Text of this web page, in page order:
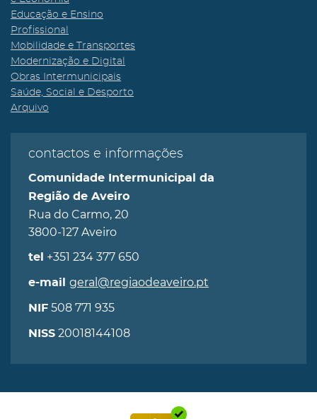
Educação e Ensino
Profissional
Mobilidade e Transportes
Modernização e Digital
Obras Intermunicipais
Saúde, Social e Desporto
Arquivo
contactos e informações
Comunidade Intermunicipal da
Região de Aveiro
Rua do Carmo, 20
3800-127 Aveiro
tel +351 234 377 650
e-mail geral@regiaodeaveiro.pt
NIF 508 771 935
NISS 20018144108